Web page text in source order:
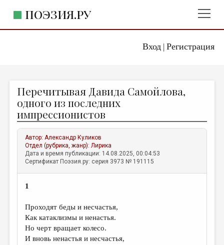
Вход| Регистрация
ПОЭЗИЯ.РУ
ЖАНРЫ
АВТОРЫ
КОММЕНТАРИИ
ЛИТСАЛОН
НОВОСТИ
ПРАВИЛА САЙТА
ОТДЕЛЫ И РУБРИКИ
ИЗБРАННОЕ
ДАЙДЖЕСТ
Перечитывая Давида Самойлова,
одного из последних
импрессионистов
Автор:Александр Куликов
Отдел (рубрика, жанр):Лирика
Дата и время публикации: 14.08.2025, 00:04:53
Сертификат Поэзия.ру: серия 3973 № 191115
1
Проходят беды и несчастья,
Как катаклизмы и ненастья.
Но черт вращает колесо.
И вновь ненастья и несчастья,